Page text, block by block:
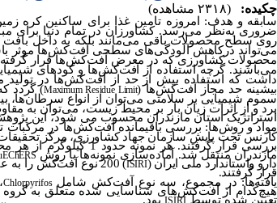
چکیده:
(۲۳۱۸ مشاهده)
سابقه و هدف: امروزه تامین غذا برای ساکنین کره
ضروری بهنظر میرسد. کشاورزان در تمام دنیا برای
روی سطح محصولات باقی میمانند بلکه به داخل بافت
میتواند درکاهش آلودگیهای سطحی آفتکشها موثر
محصولات کشاورزی که در معرض آفتکشها قرار گرفته
میباشند. گرچهاستفاده از آفتکشها و کودهای
داشت که استفاده بیش از حد از آفتکشها در تولید
بیشینه حد مجاز آفتکشها (
Maximum Residue Limit
) گردد
سموم شیمیایی بر سلامتی میتوان از انواع سرطانها،
برد و از اثرات زیان بار بر محیط زیست،میتوان به
استراتژیک استان مازندران محسوب می شود، این
مواد و روشها: بررسی باقیمانده آفتکشها در
کارنس تحت پایشسازمان جهاد کشاورزی، مرکز
بررسی قرار گرفتند. هر نمونه حدود 1 کیلوگرم از هر محصول بود که در دمای 4 درجه
مازندران منتقل شد. آماده‌سازی نمونهها با روش
دارو واستاندارد ملی ایران (ISIRI) 200 نوع آفتکش را به
قرار گرفتند.
یافتهها: در مجموع، سه نوع آفتکش شاملChlorpyrifos،
هیچ‌کدام از آفتکشهای شناسایی شده متعلق به
تعیین شده توسط ISIRIبود.